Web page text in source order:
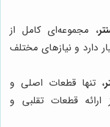
، مجموعه‌ای کامل از
دارد و نیازهای مختلف
، تنها قطعات اصلی و
قطعات تقلبی و